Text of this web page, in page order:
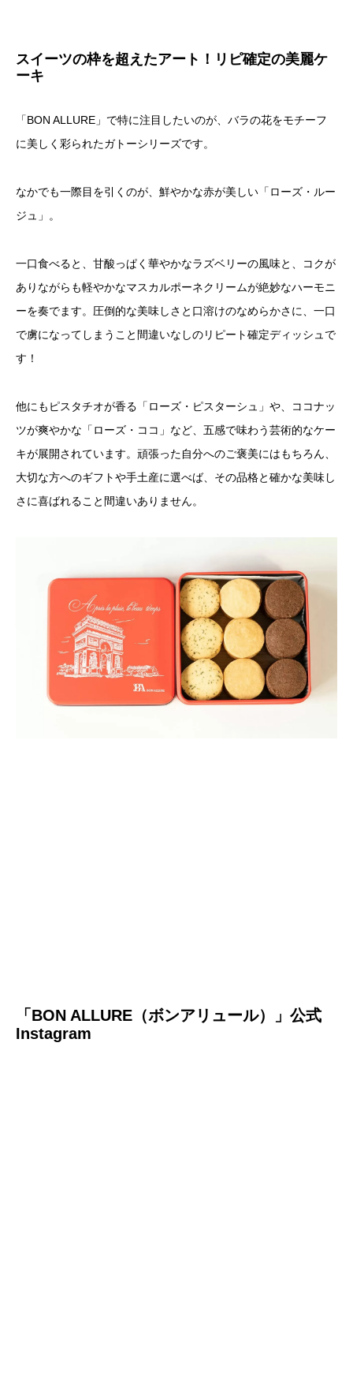
スイーツの枠を超えたアート！リピ確定の美麗ケ
ーキ
「BON ALLURE」で特に注目したいのが、バラの花をモチーフ
に美しく彩られたガトーシリーズです。
なかでも一際目を引くのが、鮮やかな赤が美しい「ローズ・ルー
ジュ」。
一口食べると、甘酸っぱく華やかなラズベリーの風味と、コクが
ありながらも軽やかなマスカルポーネクリームが絶妙なハーモニ
ーを奏でます。圧倒的な美味しさと口溶けのなめらかさに、一口
で虜になってしまうこと間違いなしのリピート確定ディッシュで
す！
他にもピスタチオが香る「ローズ・ピスターシュ」や、ココナッ
ツが爽やかな「ローズ・ココ」など、五感で味わう芸術的なケー
キが展開されています。頑張った自分へのご褒美にはもちろん、
大切な方へのギフトや手土産に選べば、その品格と確かな美味し
さに喜ばれること間違いありません。
「BON ALLURE（ボンアリュール）」公式
Instagram